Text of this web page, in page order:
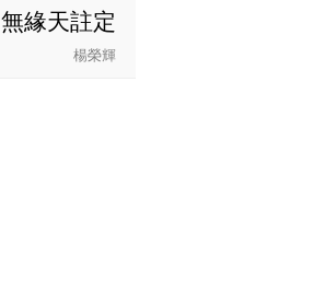
無緣天註定
楊榮輝